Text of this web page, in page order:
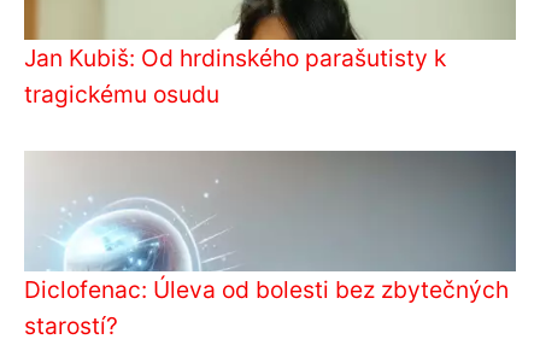
Jan Kubiš: Od hrdinského parašutisty k
tragickému osudu
Diclofenac: Úleva od bolesti bez zbytečných
starostí?